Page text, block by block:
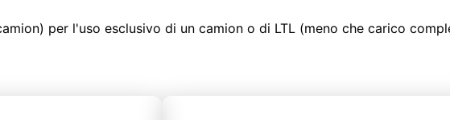
per l'uso esclusivo di un camion o di LTL (meno che carico